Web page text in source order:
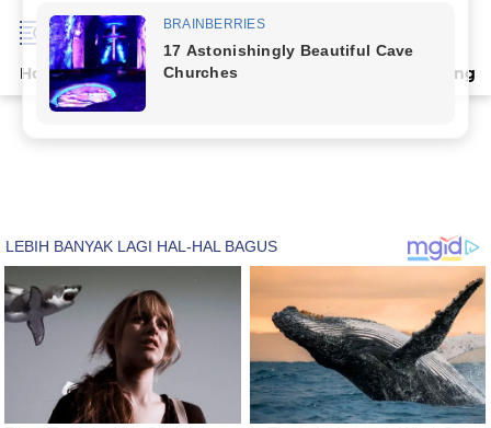
Home Terpopuler Indeks Deli Serdang